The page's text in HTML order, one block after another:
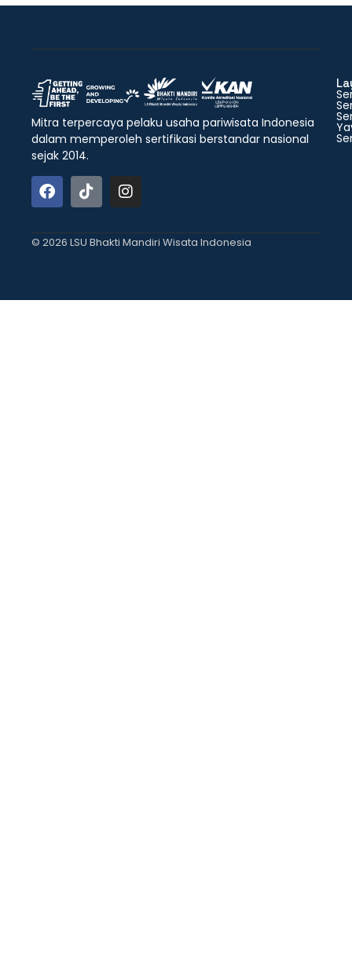
Mitra terpercaya pelaku usaha pariwisata Indonesia
dalam memperoleh sertifikasi berstandar nasional
sejak 2014.
© 2026 LSU Bhakti Mandiri Wisata Indonesia